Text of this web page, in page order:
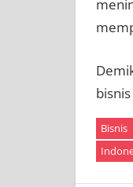
Bisnis